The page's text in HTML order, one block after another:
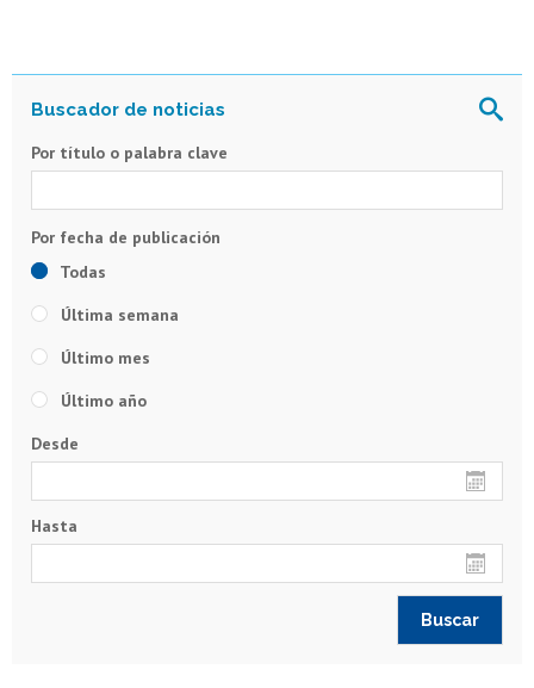
Por título o palabra clave
Todas
Última semana
Último mes
Último año
Desde
Hasta